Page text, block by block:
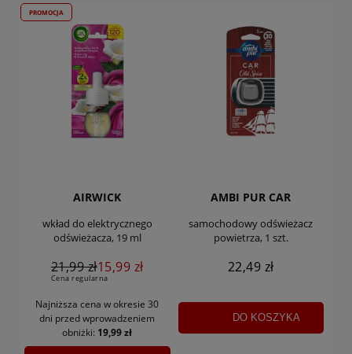
AIRWICK
wkład do elektrycznego
odświeżacza, 19 ml
21,99 zł
Cena regularna
15,99 zł
Najniższa cena w okresie 30
dni przed wprowadzeniem
obniżki: 19,99 zł
PROMOCJA
AMBI PUR CAR
samochodowy odświeżacz
powietrza, 1 szt.
22,49 zł
DO KOSZYKA